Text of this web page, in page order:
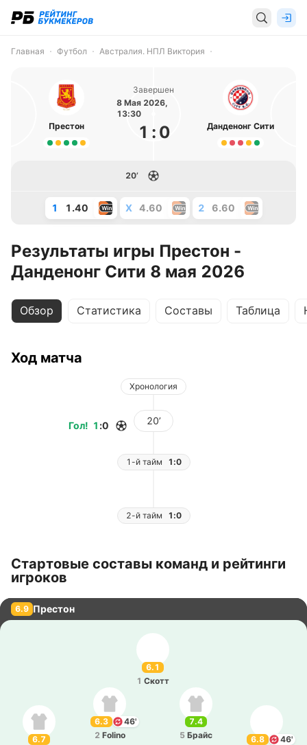
Главная Футбол Австралия. НПЛ Виктория
Престон
Завершен
8 Мая 2026,
13:30
1 : 0 Данденонг Сити
20’
1 1.40 X 4.60 2 6.60
Результаты игры Престон -
Данденонг Сити 8 мая 2026
Обзор Статистика Составы Таблица
Ход матча
Хронология
Гол! 1 :0 20’
1-й тайм 1:0
2-й тайм 1:0
Стартовые составы команд и рейтинги
игроков
6.9 Престон
6.1
1 Скотт
6.7
7.4
5 Брайс 6.8
46'
6.3
46'
2 Folino